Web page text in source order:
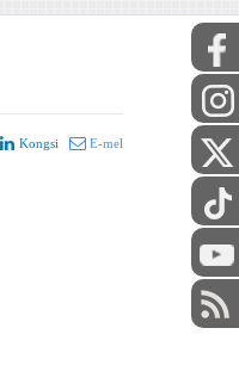
Kongsi E-mel